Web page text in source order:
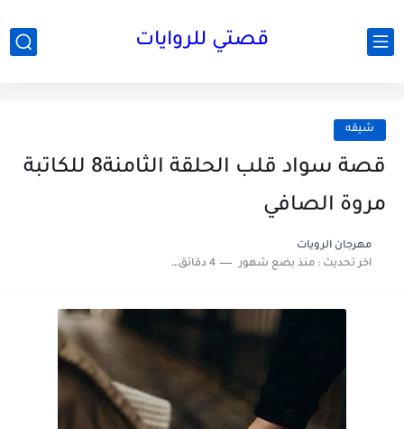
قصتي للروايات
شيقه
قصة سواد قلب الحلقة الثامنة8 للكاتبة
مروة الصافي
مهرجان الرويات
اخر تحديث :منذ بضع شهور 4 دقائق للقراءة